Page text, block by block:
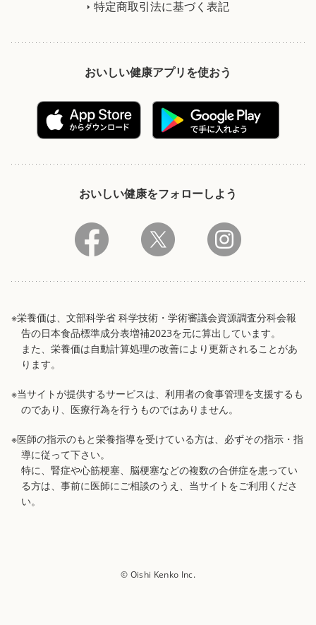
特定商取引法に基づく表記
おいしい健康アプリを使おう
おいしい健康をフォローしよう
※栄養価は、文部科学省 科学技術・学術審議会資源調査分科会報
告の日本食品標準成分表増補2023を元に算出しています。
また、栄養価は自動計算処理の改善により更新されることがあ
ります。
※当サイトが提供するサービスは、利用者の食事管理を支援するも
のであり、医療行為を行うものではありません。
※医師の指示のもと栄養指導を受けている方は、必ずその指示・指
導に従って下さい。
特に、腎症や心筋梗塞、脳梗塞などの複数の合併症を患ってい
る方は、事前に医師にご相談のうえ、当サイトをご利用くださ
い。
© Oishi Kenko Inc.